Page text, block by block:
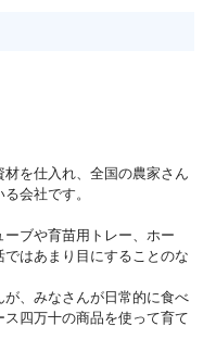
を仕入れ、全国の農家さん
会社です。
ブや育苗用トレー、ホー
はあまり目にすることのな
、みなさんが日常的に食べ
四万十の商品を使って育て